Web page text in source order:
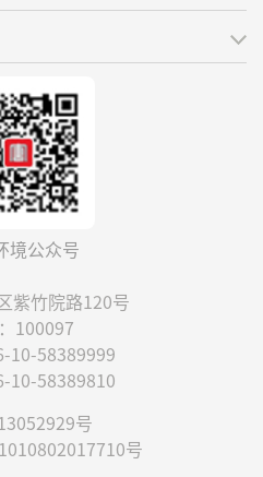
境公众号
紫竹院路120号
100097
10-58389999
10-58389810
号
号